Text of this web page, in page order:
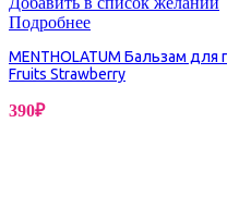
Подробнее
MENTHOLATUM Бальзам для
Fruits Strawberry
390₽